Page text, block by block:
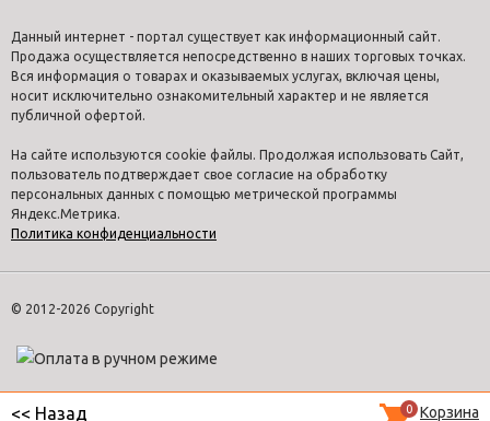
Данный интернет - портал существует как информационный сайт.
Продажа осуществляется непосредственно в наших торговых точках.
Вся информация о товарах и оказываемых услугах, включая цены,
носит исключительно ознакомительный характер и не является
публичной офертой.
На сайте используются cookie файлы. Продолжая использовать Сайт,
пользователь подтверждает свое согласие на обработку
персональных данных с помощью метрической программы
Яндекс.Метрика.
Политика конфиденциальности
© 2012-2026 Copyright
0 Корзина
<< Назад